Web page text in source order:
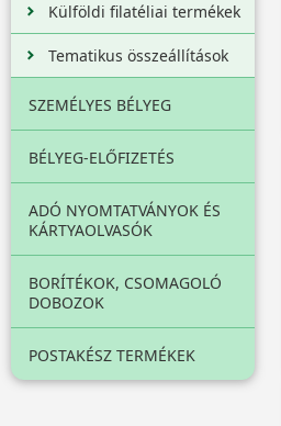
Külföldi filatéliai termékek
Tematikus összeállítások
SZEMÉLYES BÉLYEG
BÉLYEG-ELŐFIZETÉS
ADÓ NYOMTATVÁNYOK ÉS
KÁRTYAOLVASÓK
BORÍTÉKOK, CSOMAGOLÓ
DOBOZOK
POSTAKÉSZ TERMÉKEK